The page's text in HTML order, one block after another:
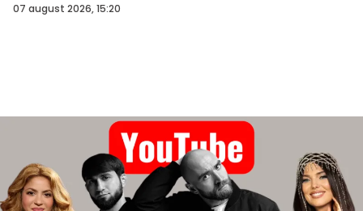
07 august 2026, 15:20